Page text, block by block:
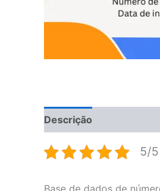
Descrição
5/